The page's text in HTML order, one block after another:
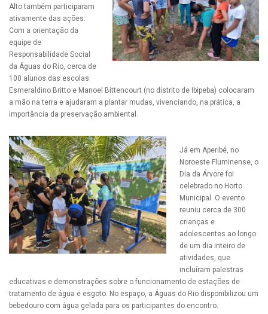
Alto também participaram
ativamente das ações.
Com a orientação da
equipe de
Responsabilidade Social
da Águas do Rio, cerca de
100 alunos das escolas
Esmeraldino Britto e Manoel Bittencourt (no distrito de Ibipeba) colocaram
a mão na terra e ajudaram a plantar mudas, vivenciando, na prática, a
importância da preservação ambiental.
Já em Aperibé, no
Noroeste Fluminense, o
Dia da Árvore foi
celebrado no Horto
Municipal. O evento
reuniu cerca de 300
crianças e
adolescentes ao longo
de um dia inteiro de
atividades, que
incluíram palestras
educativas e demonstrações sobre o funcionamento de estações de
tratamento de água e esgoto. No espaço, a Águas do Rio disponibilizou um
bebedouro com água gelada para os participantes do encontro.